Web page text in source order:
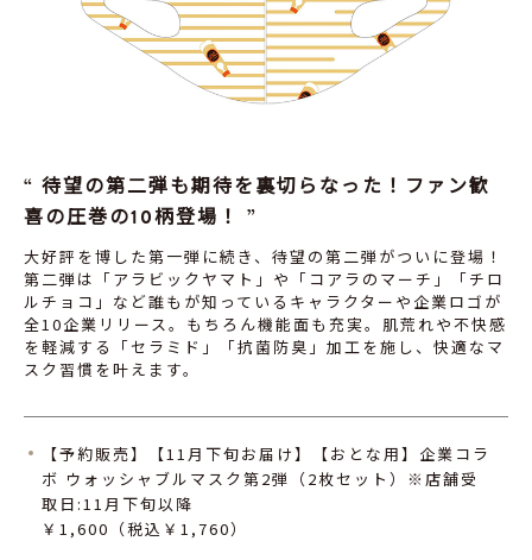
待望の第二弾も期待を裏切らなった！ファン歓
喜の圧巻の10柄登場！
大好評を博した第一弾に続き、待望の第二弾がついに登場！
第二弾は「アラビックヤマト」や「コアラのマーチ」「チロ
ルチョコ」など誰もが知っているキャラクターや企業ロゴが
全10企業リリース。もちろん機能面も充実。肌荒れや不快感
を軽減する「セラミド」「抗菌防臭」加工を施し、快適なマ
スク習慣を叶えます。
【予約販売】【11月下旬お届け】【おとな用】企業コラ
ボ ウォッシャブルマスク第2弾（2枚セット）※店舗受
取日:11月下旬以降
￥1,600（税込￥1,760）